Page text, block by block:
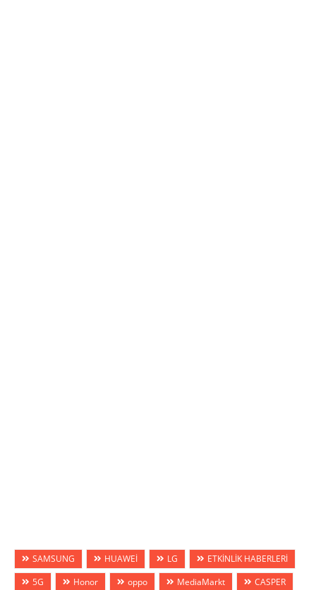
SAMSUNG HUAWEİ LG
ETKİNLİK HABERLERİ
5G
Honor oppo MediaMarkt CASPER